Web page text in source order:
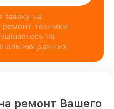
заявку на
техники
на
данных
ремонт Вашего